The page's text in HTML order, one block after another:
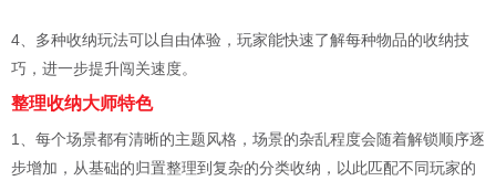
4、多种收纳玩法可以自由体验，玩家能快速了解每种物品的收纳技
巧，进一步提升闯关速度。
整理收纳大师特色
1、每个场景都有清晰的主题风格，场景的杂乱程度会随着解锁顺序逐
步增加，从基础的归置整理到复杂的分类收纳，以此匹配不同玩家的